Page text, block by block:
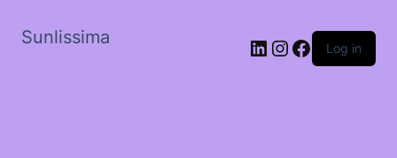
Sunlissima LinkedIn
Instagram
Facebook
Log in